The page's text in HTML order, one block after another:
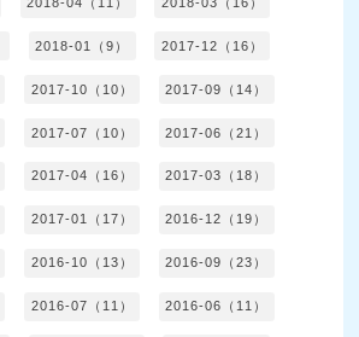
2018-01（9） 2017-12（16）
2017-10（10） 2017-09（14）
2017-07（10） 2017-06（21）
2017-04（16） 2017-03（18）
2017-01（17） 2016-12（19）
2016-10（13） 2016-09（23）
2016-07（11） 2016-06（11）